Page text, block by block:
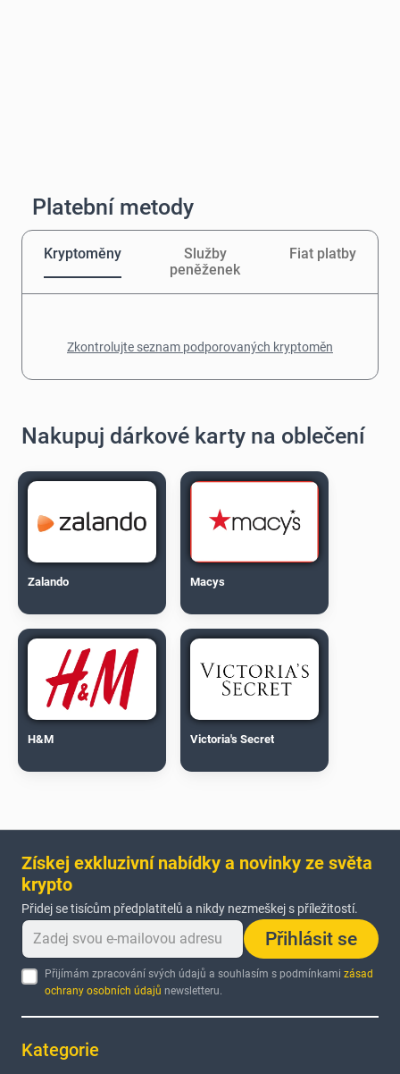
Platební metody
Kryptoměny
Služby
peněženek
Fiat platby
Zkontrolujte seznam podporovaných kryptoměn
Nakupuj dárkové karty na oblečení
Zalando Macys
H&M Victoria's Secret
Získej exkluzivní nabídky a novinky ze světa
krypto
Přidej se tisícům předplatitelů a nikdy nezmeškej s příležitostí.
Přihlásit se
Přijímám zpracování svých údajů a souhlasím s podmínkamizásad
ochrany osobních údajů newsletteru.
Kategorie